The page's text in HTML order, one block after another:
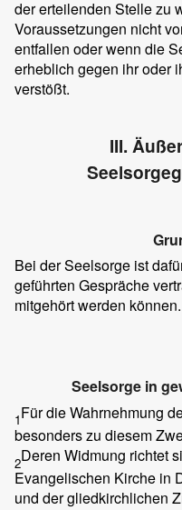
der erteilenden Stelle zu
Voraussetzungen nicht
entfallen oder wenn die
erheblich gegen ihr oder
verstößt.
III.
Bei der Seelsorge ist
geführten Gespräche
mitgehört werden können.
Seelsorge in
1Für die Wahrnehmung
besonders zu diesem
2Deren Widmung richtet
Evangelischen Kirche in
und der gliedkirchlichen